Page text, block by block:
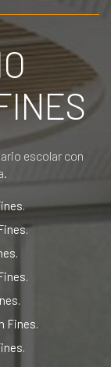
escolar con
Fines.